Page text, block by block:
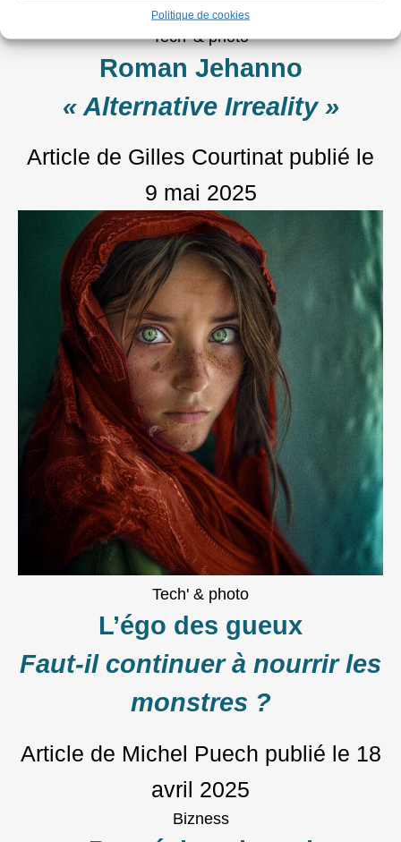
Politique de cookies
Tech' & photo
Roman Jehanno
« Alternative Irreality »
Article de Gilles Courtinat publié le
9 mai 2025
Tech' & photo
L’égo des gueux
Faut-il continuer à nourrir les
monstres ?
Article de Michel Puech publié le 18
avril 2025
Bizness